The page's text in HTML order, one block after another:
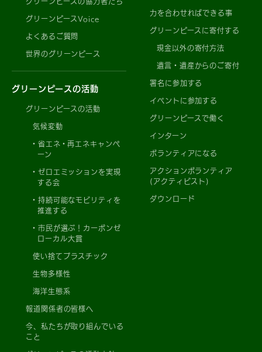
グリーンピースVoice
よくあるご質問
世界のグリーンピース
グリーンピースの活動
グリーンピースの活動
気候変動
省エネ・再エネキャンペ
ーン
ゼロエミッションを実現
する会
持続可能なモビリティを
推進する
市民が選ぶ！カーボンゼ
ローカル大賞
使い捨てプラスチック
生物多様性
海洋生態系
報道関係者の皆様へ
今、私たちが取り組んでいる
こと
力を合わせればできる事
グリーンピースに寄付する
現金以外の寄付方法
遺言・遺産からのご寄付
署名に参加する
イベントに参加する
グリーンピースで働く
インターン
ボランティアになる
アクションボランティア
(アクティビスト)
ダウンロード